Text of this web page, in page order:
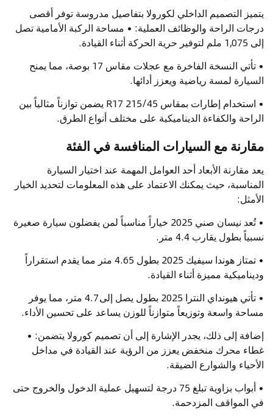
يتميز التصميم الداخلي لكورولا بتفاصيل مدروسة توفر أقصى
درجات الراحة والوظائف العملية: • مساحة الركبة الأمامية تصل
إلى 1,075 ملم لتوفير حرية الحركة أثناء القيادة.
• تأتي النسخة الفاخرة مع عجلات مقاس 17 بوصة، مما يمنح
السيارة لمسة رياضية ويعزز أدائها.
• استخدام إطارات بمقاس 215/45 R17 يضمن توازناً مثالياً بين
الراحة والكفاءة الديناميكية على مختلف أنواع الطرق.
مقارنة مع السيارات المنافسة في الفئة
يعد مقارنة الأبعاد أحد العوامل المهمة عند اختيار السيارة
المناسبة، حيث يمكنك الاعتماد على هذه المعلومات لتحديد الخيار
الأمثل:
• تُعد نيسان صني
2025 خياراً مناسباً لمن يفضلون سيارة صغيرة
نسبياً بطول يقارب 4.4 متر.
• تمتاز هوندا سيفيك
2025 بطول 4.65 متر مما يقدم استقراراً
وديناميكية مميزة أثناء القيادة.
• تأتي هيونداي النترا 2025 بطول يصل إلى 4.7 متر، مما يوفر
مساحة واسعة وتوزيعاً متوازناً للوزن يساعد على تحسين الأداء.
إضافة إلى ذلك، يجدر الإشارة إلى أن تصميم كورولا يتضمن: •
غطاء محرك منخفض يعزز من الرؤية عند القيادة في مداخل
الأحياء والشوارع الضيقة.
• أبواب بزاوية تبلغ 75 درجة لتسهيل عملية الدخول والخروج حتى
في المواقف المزدحمة.